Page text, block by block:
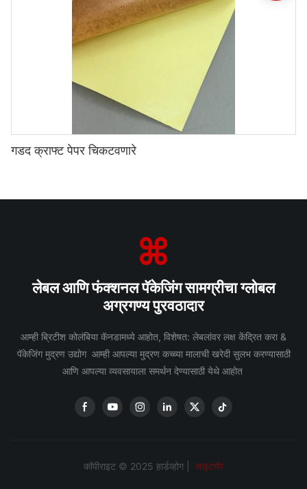
गडद क्राफ्ट पेपर चिकटवणारे
लेबल आणि फंक्शनल पॅकेजिंग सामग्रीचा ग्लोबल
अग्रगण्य पुरवठादार
आम्ही ब्रिटीश कोलंबिया कॅनडामध्ये आहोत, विशेषत: लेबलांवर लक्ष केंद्रित करा &
पॅकेजिंग मुद्रण उद्योग आम्ही आपल्या मुद्रण कच्च्या मालाची खरेदी सुलभ करण्यासाठी
आणि आपल्या व्यवसायाला समर्थन देण्यासाठी येथे आहोत
कॉपीराइट © 2025 हार्डव्होग | साइटमॅप